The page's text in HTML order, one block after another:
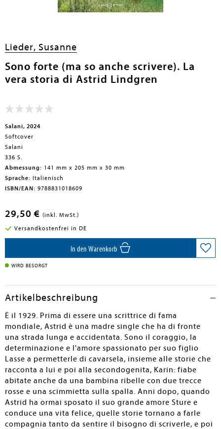
Lieder, Susanne
Sono forte (ma so anche scrivere). La
vera storia di Astrid Lindgren
Salani, 2024
Softcover
Salani
336 S.
Abmessung: 141 mm x 205 mm x 30 mm
Sprache: Italienisch
ISBN/EAN: 9788831018609
29,50 € (inkl. MwSt.)
Versandkostenfrei in DE
In den Warenkorb
WIRD BESORGT
Artikelbeschreibung
È il 1929. Prima di essere una scrittrice di fama
mondiale, Astrid è una madre single che ha di fronte
una strada lunga e accidentata. Sono il coraggio, la
determinazione e l'amore spassionato per suo figlio
Lasse a permetterle di cavarsela, insieme alle storie che
racconta a lui e poi alla secondogenita, Karin: fiabe
abitate anche da una bambina ribelle con due trecce
rosse e una scimmietta sulla spalla. Anni dopo, quando
Astrid ha ormai sposato il suo grande amore Sture e
conduce una vita felice, quelle storie tornano a farle
compagnia tanto da sentire il bisogno di scriverle, e poi